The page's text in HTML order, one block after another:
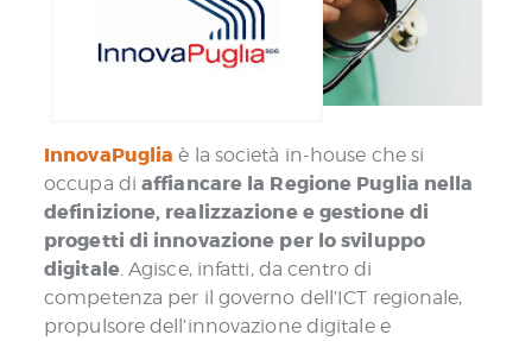
InnovaPuglia è la società in-house che si
occupa di affiancare la Regione Puglia nella
definizione, realizzazione e gestione di
progetti di innovazione per lo sviluppo
digitale. Agisce, infatti, da centro di
competenza per il governo dell’ICT regionale,
propulsore dell’innovazione digitale e